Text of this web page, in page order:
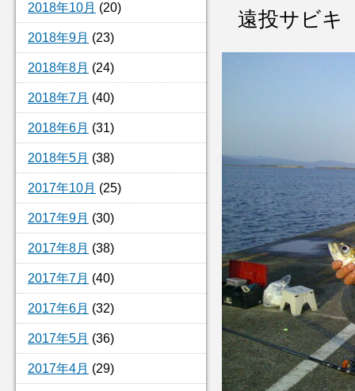
2018年10月 (20)
2018年9月 (23)
2018年8月 (24)
2018年7月 (40)
2018年6月 (31)
2018年5月 (38)
2017年10月 (25)
2017年9月 (30)
2017年8月 (38)
2017年7月 (40)
2017年6月 (32)
2017年5月 (36)
2017年4月 (29)
遠投サビキ